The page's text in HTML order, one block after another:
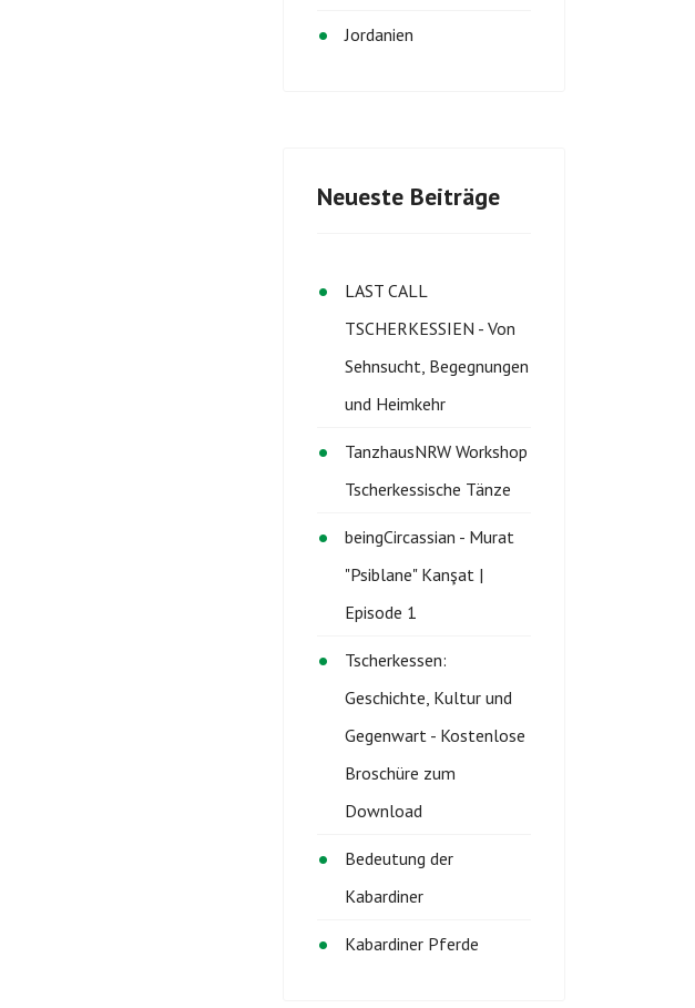
Jordanien
Neueste Beiträge
LAST CALL
TSCHERKESSIEN - Von
Sehnsucht, Begegnungen
und Heimkehr
TanzhausNRW Workshop
Tscherkessische Tänze
beingCircassian - Murat
"Psiblane" Kanşat |
Episode 1
Tscherkessen:
Geschichte, Kultur und
Gegenwart - Kostenlose
Broschüre zum
Download
Bedeutung der
Kabardiner
Kabardiner Pferde